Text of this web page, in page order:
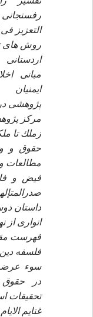
رفسنجانى
التعزيز
روش هاى
اردستانى
مبانى
ايمنيان
پژوهشى
مركز
زملك تا
حقوق و
مطالعات
فيض و
داستان
انوارى از
فهرست
فلسفه
سوء
در حقوق
تحقيقات
غنايم